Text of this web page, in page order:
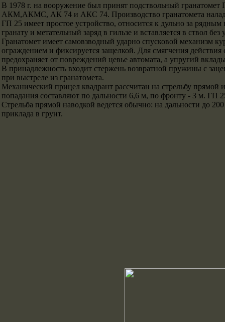
В 1978 г. на вооружение был принят подствольный
АКМ,АКМС, АК 74 и АКС 74. Производство гранатомета
ГП 25 имеет простое устройство, относится к дульно за
гранату и метательный заряд в гильзе и вставляется в ствол
Гранатомет имеет самовзводный ударно спусковой механизм
ограждением и фиксируется защелкой. Для смягчения
предохраняет от повреждений цевье автомата, а упругий
В принадлежность входит стержень возвратной пружины с
при выстреле из гранатомета.
Механический прицел квадрант рассчитан на стрельбу
попадания составляют по дальности 6,6 м, по фронту - 3 м.
Стрельба прямой наводкой ведется обычно: на дальности до
приклада в грунт.